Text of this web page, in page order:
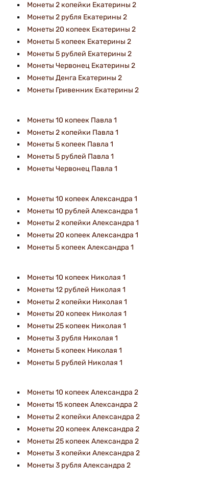
Монеты 2 копейки Екатерины 2
Монеты 2 рубля Екатерины 2
Монеты 20 копеек Екатерины 2
Монеты 5 копеек Екатерины 2
Монеты 5 рублей Екатерины 2
Монеты Червонец Екатерины 2
Монеты Денга Екатерины 2
Монеты Гривенник Екатерины 2
Монеты 10 копеек Павла 1
Монеты 2 копейки Павла 1
Монеты 5 копеек Павла 1
Монеты 5 рублей Павла 1
Монеты Червонец Павла 1
Монеты 10 копеек Александра 1
Монеты 10 рублей Александра 1
Монеты 2 копейки Александра 1
Монеты 20 копеек Александра 1
Монеты 5 копеек Александра 1
Монеты 10 копеек Николая 1
Монеты 12 рублей Николая 1
Монеты 2 копейки Николая 1
Монеты 20 копеек Николая 1
Монеты 25 копеек Николая 1
Монеты 3 рубля Николая 1
Монеты 5 копеек Николая 1
Монеты 5 рублей Николая 1
Монеты 10 копеек Александра 2
Монеты 15 копеек Александра 2
Монеты 2 копейки Александра 2
Монеты 20 копеек Александра 2
Монеты 25 копеек Александра 2
Монеты 3 копейки Александра 2
Монеты 3 рубля Александра 2